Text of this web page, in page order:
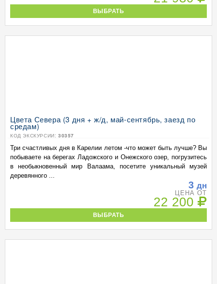
ВЫБРАТЬ
Цвета Севера (3 дня + ж/д, май-сентябрь, заезд по
средам)
КОД ЭКСКУРСИИ: 30357
Три счастливых дня в Карелии летом -что может быть лучше? Вы
побываете на берегах Ладожского и Онежского озер, погрузитесь
в необыкновенный мир Валаама, посетите уникальный музей
деревянного ...
3 дн
ЦЕНА ОТ
22 200
ВЫБРАТЬ